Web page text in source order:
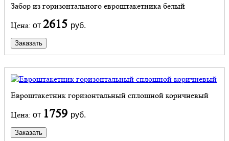
Забор из горизонтального евроштакетника белый
Цена: от 2615 руб.
Заказать
Евроштакетник горизонтальный сплошной коричневый
Цена: от 1759 руб.
Заказать